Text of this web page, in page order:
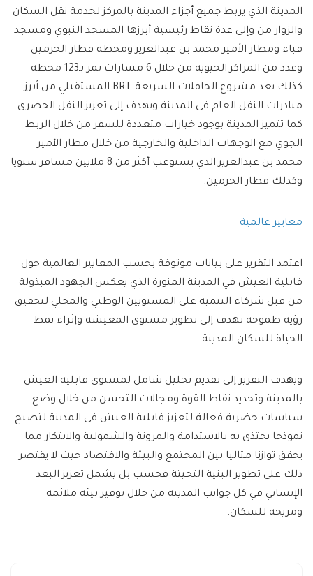
المدينة الذي يربط جميع أجزاء المدينة بالمركز لخدمة نقل السكان
والزوار من وإلى عدة نقاط رئيسية أبرزها المسجد النبوي ومسجد
قباء ومطار الأمير محمد بن عبدالعزيز ومحطة قطار الحرمين
وعدد من المراكز الحيوية من خلال 6 مسارات تمر بـ123 محطة
كذلك يعد مشروع الحافلات السريعة BRT المستقبلي من أبرز
مبادرات النقل العام في المدينة ويهدف إلى تعزيز النقل الحضري
كما تتميز المدينة بوجود خيارات متعددة للسفر من خلال الربط
الجوي مع الوجهات الداخلية والخارجية من خلال مطار الأمير
محمد بن عبدالعزيز الذي يستوعب أكثر من 8 ملايين مسافر سنويا
وكذلك قطار الحرمين.
معايير عالمية
اعتمد التقرير على بيانات موثوقة بحسب المعايير العالمية حول
قابلية العيش في المدينة المنورة الذي يعكس الجهود المبذولة
من قبل شركاء التنمية على المستويين الوطني والمحلي لتحقيق
رؤية طموحة تهدف إلى تطوير مستوى المعيشة وإثراء نمط
الحياة للسكان المدينة.
ويهدف التقرير إلى تقديم تحليل شامل لمستوى قابلية العيش
بالمدينة وتحديد نقاط القوة ومجالات التحسن من خلال وضع
سياسات حضرية فعالة لتعزيز قابلية العيش في المدينة لتصبح
نموذجا يحتذى به بالاستدامة والمرونة والشمولية والابتكار مما
يحقق توازنا مثاليا بين المجتمع والبيئة والاقتصاد حيث لا يقتصر
ذلك على تطوير البنية التحيتة فحسب بل يشمل تعزيز البعد
الإنساني في كل جوانب المدينة من خلال توفير بيئة ملائمة
ومريحة للسكان.